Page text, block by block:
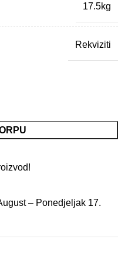
17.5kg
Rekviziti
– Ponedjeljak 17.